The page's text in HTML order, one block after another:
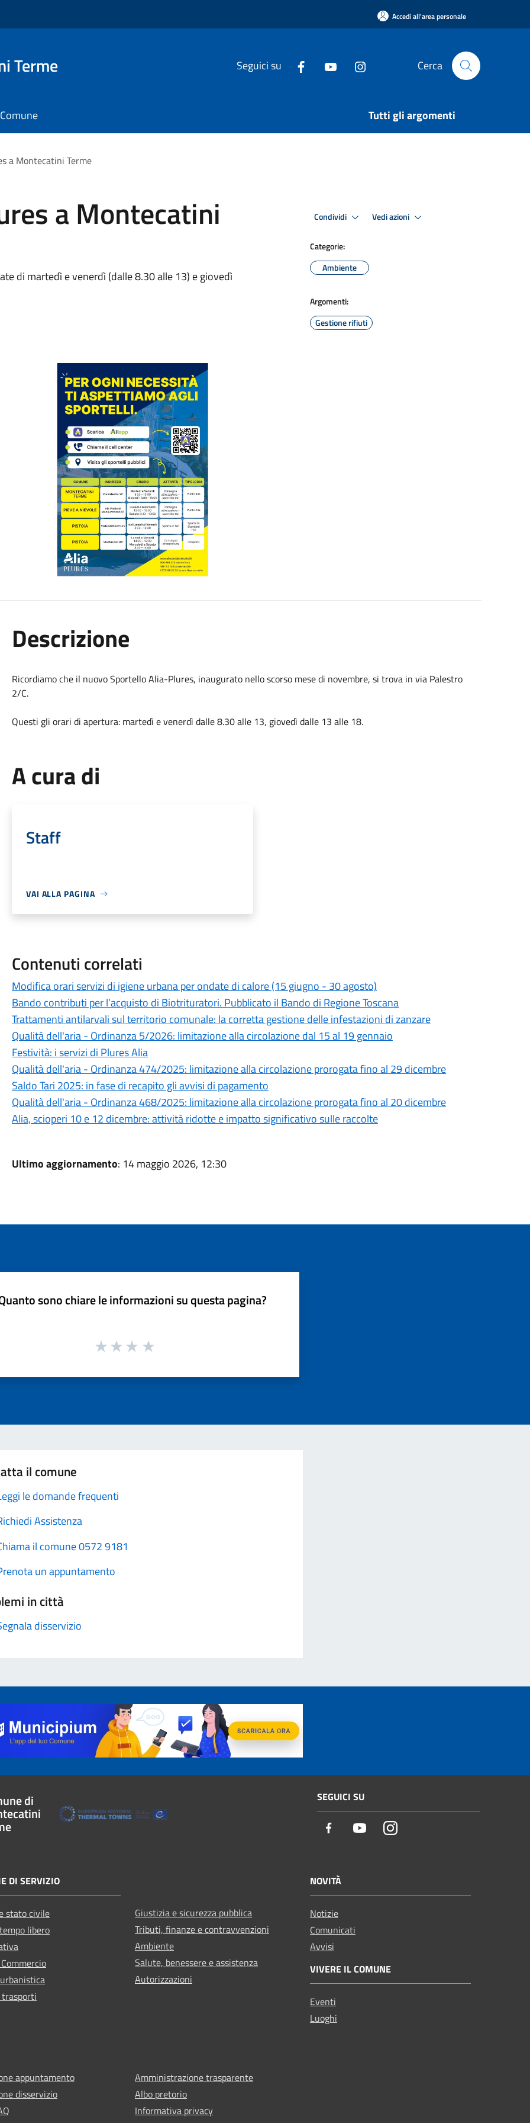
Accedi all'area personale
Terme Seguici su Cerca
Tutti gli argomenti
a Montecatini Terme
a Montecatini
di martedì e venerdì (dalle 8.30 alle 13) e giovedì
Condividi Vedi azioni
Categorie:
Ambiente
Argomenti:
Gestione rifiuti
Descrizione
Ricordiamo che il nuovo Sportello Alia-Plures, inaugurato nello scorso mese di novembre, si trova in via Palestro
2/C.
Questi gli orari di apertura: martedì e venerdì dalle 8.30 alle 13, giovedì dalle 13 alle 18.
A cura di
Staff
VAI ALLA PAGINA
Contenuti correlati
Modifica orari servizi di igiene urbana per ondate di calore (15 giugno - 30 agosto)
Bando contributi per l’acquisto di Biotrituratori. Pubblicato il Bando di Regione Toscana
Trattamenti antilarvali sul territorio comunale: la corretta gestione delle infestazioni di zanzare
Qualità dell'aria - Ordinanza 5/2026: limitazione alla circolazione dal 15 al 19 gennaio
Festività: i servizi di Plures Alia
Qualità dell'aria - Ordinanza 474/2025: limitazione alla circolazione prorogata fino al 29 dicembre
Saldo Tari 2025: in fase di recapito gli avvisi di pagamento
Qualità dell'aria - Ordinanza 468/2025: limitazione alla circolazione prorogata fino al 20 dicembre
Alia, scioperi 10 e 12 dicembre: attività ridotte e impatto significativo sulle raccolte
Ultimo aggiornamento: 14 maggio 2026, 12:30
sono chiare le informazioni su questa pagina?
il comune
le domande frequenti
Assistenza
il comune 0572 9181
un appuntamento
in città
disservizio
di SEGUICI SU
Facebook YoutubeInstagram
DI SERVIZIO
stato civile
libero
Giustizia e sicurezza pubblica
Tributi, finanze e contravvenzioni
Ambiente
Salute, benessere e assistenza
Autorizzazioni
NOVITÀ
Notizie
Comunicati
Avvisi
VIVERE IL COMUNE
Eventi
Luoghi
appuntamento
disservizio
Amministrazione trasparente
Albo pretorio
Informativa privacy